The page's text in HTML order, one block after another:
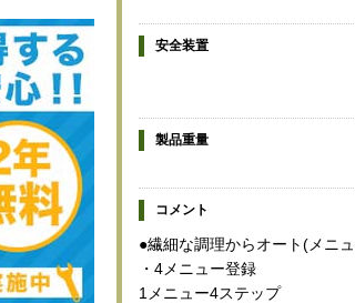
安全装置
製品重量
コメント
●繊細な調理からオート(メニ
・4メニュー登録
1メニュー4ステップ